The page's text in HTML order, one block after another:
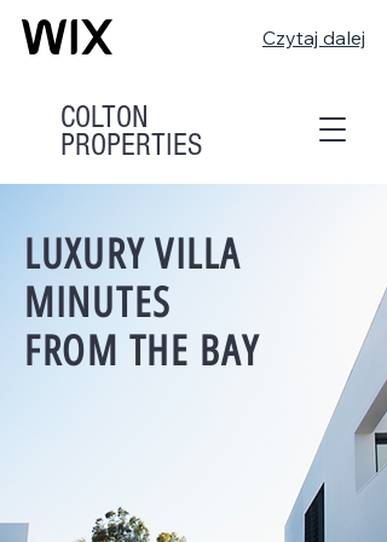
Czytaj dalej